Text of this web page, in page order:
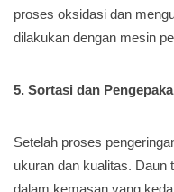
proses oksidasi dan
dilakukan dengan mesin
5. Sortasi dan
Setelah proses
ukuran dan kualitas. Daun
dalam kemasan yang